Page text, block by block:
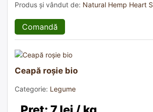
Produs și vândut de: Natural Hemp Heart
Comandă
Ceapă roșie bio
Categorie: Legume